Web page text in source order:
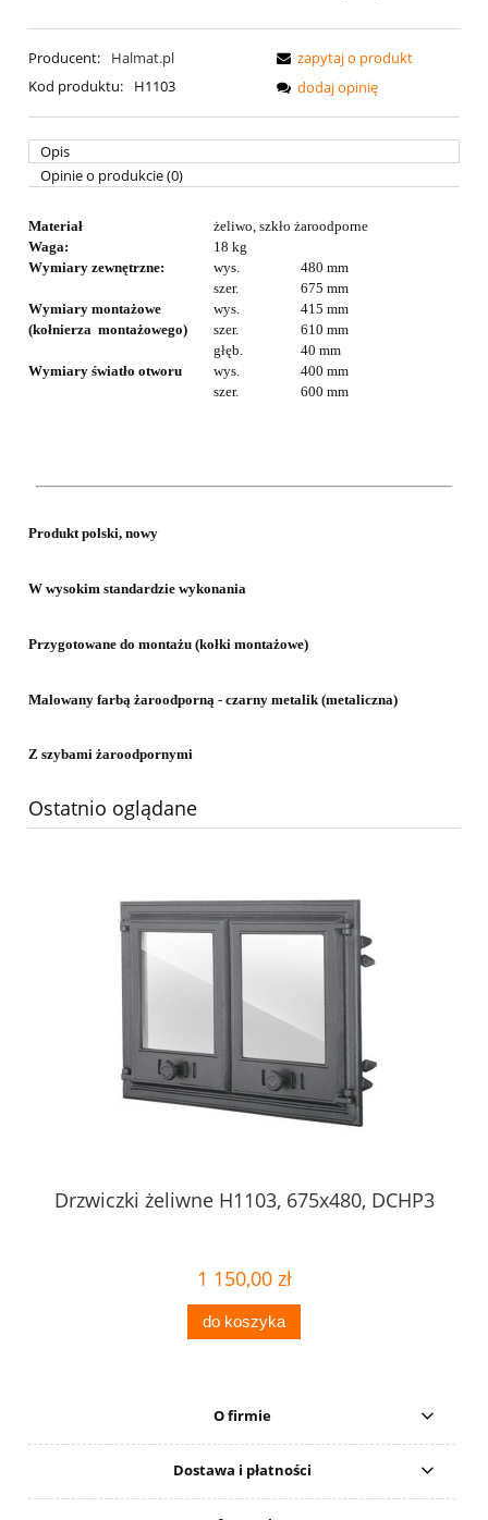
Producent:
Halmat.pl
Kod produktu:
H1103
zapytaj o produkt
dodaj opinię
Opis
Opinie o produkcie (0)
Materiał
żeliwo, szkło żaroodporne
Waga:
18 kg
Wymiary zewnętrzne:
wys.
480 mm
szer.
675 mm
Wymiary montażowe
(kołnierza montażowego)
wys.
415 mm
szer.
610 mm
głęb.
40 mm
Wymiary światło otworu
wys.
400 mm
szer.
600 mm
Produkt polski, nowy
W wysokim standardzie wykonania
Przygotowane do montażu (kołki montażowe)
Malowany farbą żaroodporną - czarny metalik (metaliczna)
Z szybami żaroodpornymi
Ostatnio oglądane
Drzwiczki żeliwne H1103, 675x480, DCHP3
1 150,00 zł
do koszyka
O firmie
Dostawa i płatności